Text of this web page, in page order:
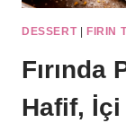
DESSERT| FIRIN
Fırında
Hafif, İçi